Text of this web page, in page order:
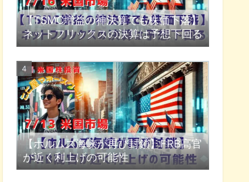
【TSMC増益の神決算でも株価下落】
ネットフリックスの決算は予想下回る
【ホルムズ海峡が再び封鎖】FRB高官
が近く利上げの可能性